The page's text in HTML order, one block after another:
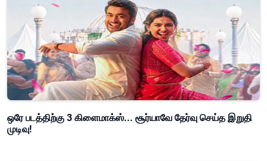
ஒரே படத்திற்கு 3 கிளைமாக்ஸ்... சூர்யாவே தேர்வு செய்த இறுதி
முடிவு!